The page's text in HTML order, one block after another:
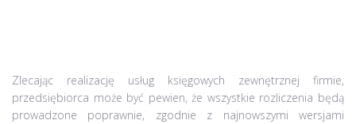
Zlecając realizację usług księgowych zewnętrznej firmie,
przedsiębiorca może być pewien, że wszystkie rozliczenia będą
prowadzone poprawnie, zgodnie z najnowszymi wersjami